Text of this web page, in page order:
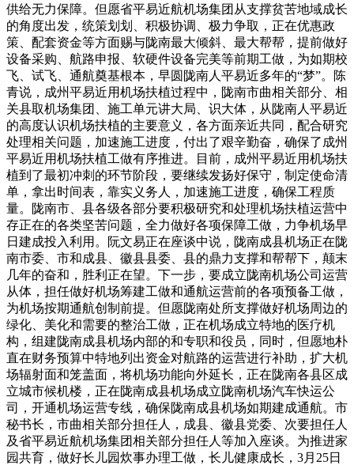
供给无力保障。但愿省平易近航机场集团从支撑贫苦地域成长
的角度出发，统策划划、积极协调、极力争取，正在优惠政
策、配套资金等方面赐与陇南最大倾斜、最大帮帮，提前做好
设备采购、航路申报、软硬件设备完美等前期工做，为如期校
飞、试飞、通航奠基根本，早圆陇南人平易近多年的“梦”。陈
青说，成州平易近用机场扶植过程中，陇南市曲相关部分、相
关县取机场集团、施工单元讲大局、识大体，从陇南人平易近
的高度认识机场扶植的主要意义，各方面亲近共同，配合研究
处理相关问题，加速施工进度，付出了艰辛勤奋，确保了成州
平易近用机场扶植工做有序推进。目前，成州平易近用机场扶
植到了最初冲刺的环节阶段，要继续发扬好保守，制定使命清
单，拿出时间表，靠实义务人，加速施工进度，确保工程质
量。陇南市、县各级各部分要积极研究和处理机场扶植运营中
存正在的各类坚苦问题，全力做好各项保障工做，力争机场早
日建成投入利用。阮文易正在座谈中说，陇南成县机场正在陇
南市委、市和成县、徽县县委、县的鼎力支撑和帮帮下，颠末
几年的奋和，胜利正在望。下一步，要成立陇南机场公司运营
从体，担任做好机场筹建工做和通航运营前的各项预备工做，
为机场按期通航创制前提。但愿陇南处所支撑做好机场周边的
绿化、美化和需要的整治工做，正在机场成立特地的医疗机
构，组建陇南成县机场内部的和专职和役员，同时，但愿地朴
直在财务预算中特地列出资金对航路的运营进行补助，扩大机
场辐射面和笼盖面，将机场功能向外延长，正在陇南各县区成
立城市候机楼，正在陇南成县机场成立陇南机场汽车快运公
司，开通机场运营专线，确保陇南成县机场如期建成通航。市
秘书长，市曲相关部分担任人，成县、徽县党委、次要担任人
及省平易近航机场集团相关部分担任人等加入座谈。为推进家
园共育，做好长儿园炊事办理工做，长儿健康成长，3月25日